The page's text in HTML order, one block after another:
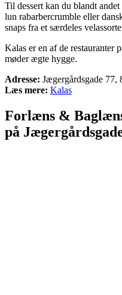
Til dessert kan du blandt
lun rabarbercrumble eller
snaps fra et særdeles
Kalas er en af de restauranter
møder ægte hygge.
Adresse: Jægergårdsgade 77,
Læs mere: Kalas
Forlæns &
på